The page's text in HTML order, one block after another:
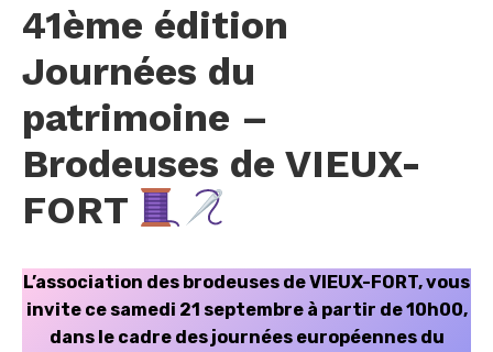
41ème édition
Journées du
patrimoine –
Brodeuses de VIEUX-
FORT
L’association des brodeuses de VIEUX-FORT, vous
invite ce samedi 21 septembre à partir de 10h00,
dans le cadre des journées européennes du